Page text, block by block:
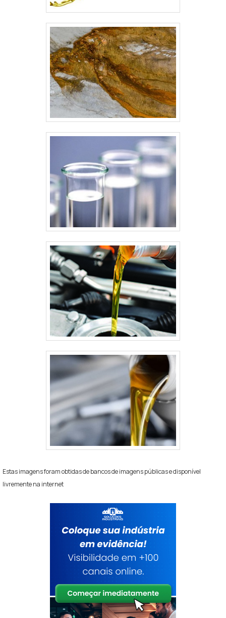
Estas imagens foram obtidas de bancos de imagens públicas e disponível
livremente na internet